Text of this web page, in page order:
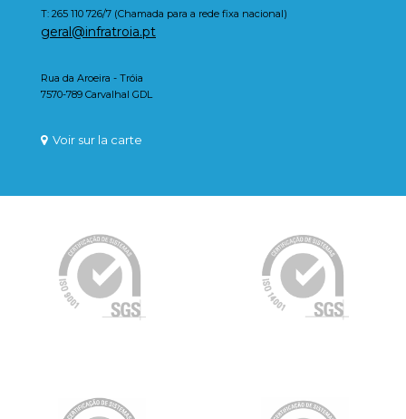
T: 265 110 726/7 (Chamada para a rede fixa nacional)
geral@infratroia.pt
Rua da Aroeira - Tróia
7570-789 Carvalhal GDL
Voir sur la carte